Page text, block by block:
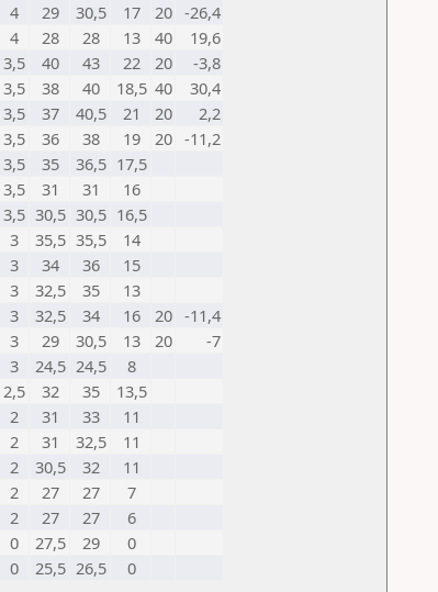
4 29 30,5 17 20 -26,4
4 28 28 13 40
19,6
3,5 40 43 22 20
-3,8
3,5 38 40 18,5 40
30,4
3,5 37 40,5 21 20
2,2
3,5 36 38 19 20 -11,2
3,5 35 36,5 17,5
3,5 31 31
16
3,5 30,5 30,5 16,5
3 35,5 35,5
14
3 34 36
15
3 32,5 35
13
3 32,5 34 16 20 -11,4
3 29 30,5 13 20
-7
3 24,5 24,5
8
2,5 32 35
13,5
2 31 33
11
2 31 32,5
11
2 30,5 32
11
2 27 27
7
2 27 27
6
0 27,5 29
0
0 25,5 26,5
0